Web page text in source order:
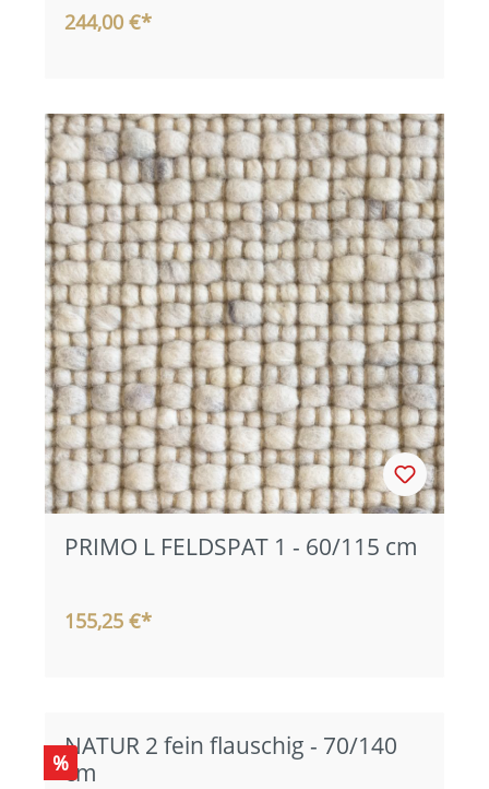
244,00 €*
PRIMO L FELDSPAT 1 - 60/115 cm
155,25 €*
%
NATUR 2 fein flauschig - 70/140
cm